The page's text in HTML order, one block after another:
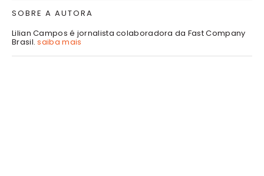
SOBRE A AUTORA
Lilian Campos é jornalista colaboradora da Fast Company
Brasil.saiba mais